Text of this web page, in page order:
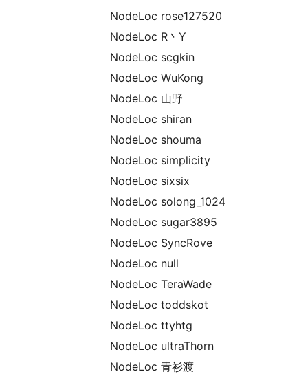
NodeLoc rose127520
NodeLoc R丶Y
NodeLoc scgkin
NodeLoc WuKong
NodeLoc 山野
NodeLoc shiran
NodeLoc shouma
NodeLoc simplicity
NodeLoc sixsix
NodeLoc solong_1024
NodeLoc sugar3895
NodeLoc SyncRove
NodeLoc null
NodeLoc TeraWade
NodeLoc toddskot
NodeLoc ttyhtg
NodeLoc ultraThorn
NodeLoc 青衫渡